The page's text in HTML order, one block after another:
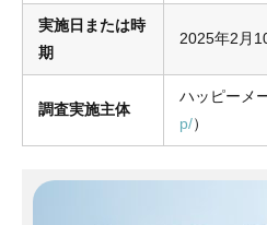
実施日または時
期
2025年2月
調査実施主体
ハッピーメ
p/）